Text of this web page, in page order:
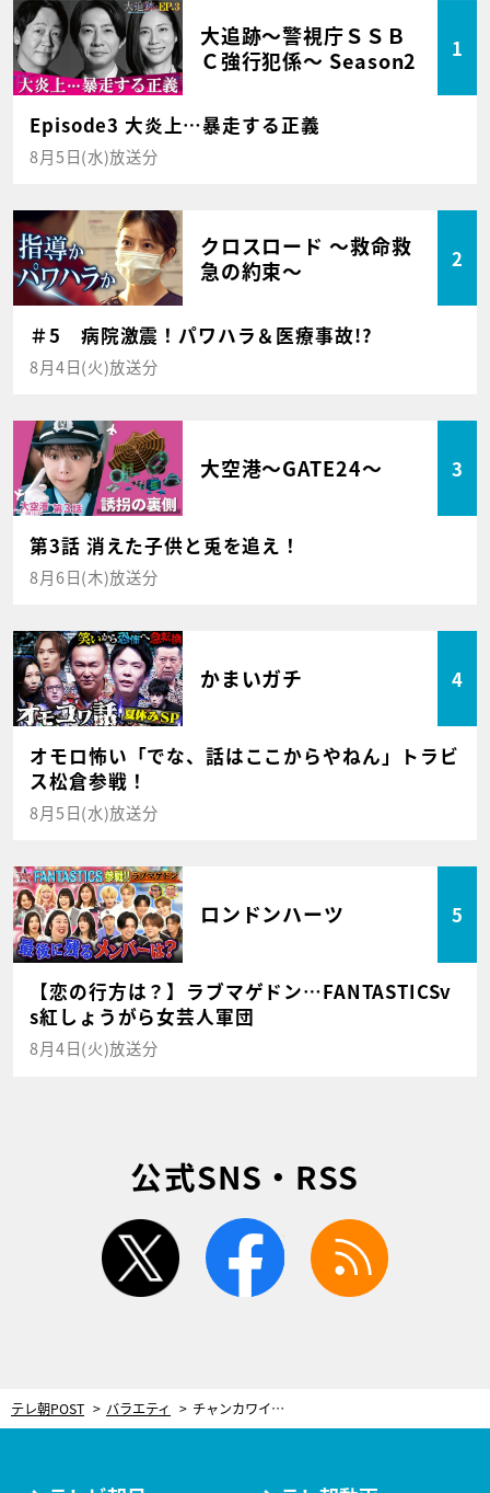
大追跡～警視庁ＳＳＢ
Ｃ強行犯係～ Season2
1
Episode3 大炎上…暴走する正義
8月5日(水)放送分
クロスロード ～救命救
急の約束～
2
＃5 病院激震！パワハラ＆医療事故!?
8月4日(火)放送分
大空港～GATE24～ 3
第3話 消えた子供と兎を追え！
8月6日(木)放送分
かまいガチ 4
オモロ怖い「でな、話はここからやねん」トラビ
ス松倉参戦！
8月5日(水)放送分
ロンドンハーツ 5
【恋の行方は？】ラブマゲドン…FANTASTICSv
s紅しょうがら女芸人軍団
8月4日(火)放送分
公式SNS・RSS
twitter facebook
テレ朝POST バラエティ チャンカワイの剣道リベンジ…鈴木伸之＆町田啓太が応援に駆けつける！